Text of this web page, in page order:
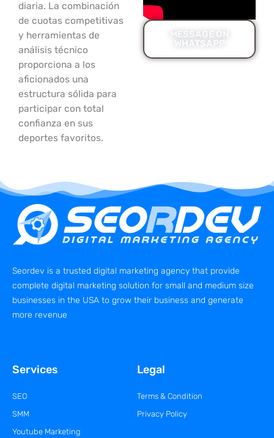
diaria. La combinación
de cuotas competitivas
y herramientas de
análisis técnico
proporciona a los
aficionados una
estructura sólida para
participar con total
confianza en sus
deportes favoritos.
MESSAGE ON
WHATSAPP
Seordev is a trusted digital marketing agency that provide
complete digital marketing solution for small and medium size
businesses in the USA to grow their business and generate
more revenue
Services
SEO
SMM
Youtube Marketing
Legal
Terms & Condition
Privacy Policy